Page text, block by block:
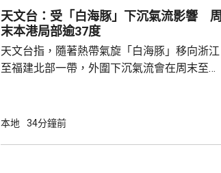
公布相關細節。政府會繼續與選舉管理委員會
緊密合作，積極進行籌備工作，務求令到選舉
得以在公開、誠實、公平...
天文台：受「白海豚」下沉氣流影響 周
末本港局部逾37度
天文台指，隨著熱帶氣旋「白海豚」移向浙江
至福建北部一帶，外圍下沉氣流會在周末至下
天氣持續。天文台呼籲市民留意身體健康狀
本地 34分鐘前